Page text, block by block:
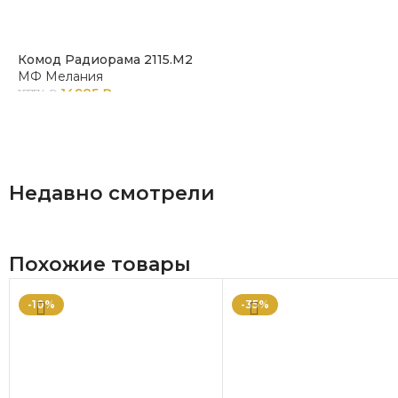
Комод Радиорама 2115.М2
МФ Мелания
15774 ₽ 14985 ₽
Недавно смотрели
Похожие товары
-10% -35%